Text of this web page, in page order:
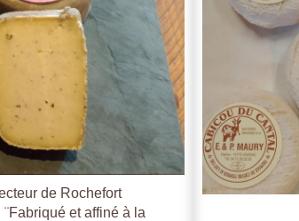
de Rochefort
et affiné à la